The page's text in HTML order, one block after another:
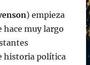
) empieza
hace muy largo
historia política